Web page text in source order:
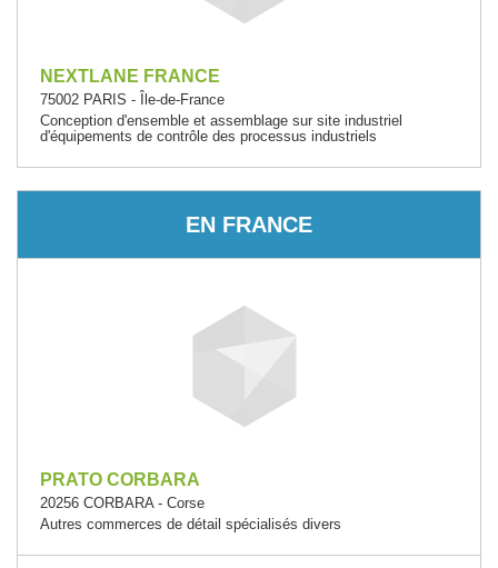
NEXTLANE FRANCE
75002 PARIS - Île-de-France
Conception d'ensemble et assemblage sur site industriel
d'équipements de contrôle des processus industriels
EN FRANCE
PRATO CORBARA
20256 CORBARA - Corse
Autres commerces de détail spécialisés divers